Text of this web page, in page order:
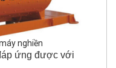
nghiền
ứng được với